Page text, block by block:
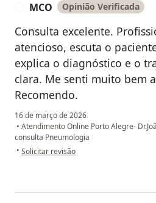
MCO Opinião Verificada
Consulta excelente.
atencioso, escuta o
explica o diagnóstico e o
clara. Me senti muito bem
Recomendo.
16 de março de 2026
• Atendimento Online Porto Alegre-
consulta Pneumologia
• na opinião do utilizador MCO
Solicitar revisão